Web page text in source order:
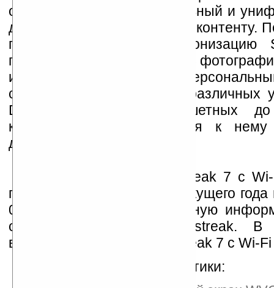
обеспечивающим эффективный и
доступ к вашему любимому контенту.
году Dell добавит синхронизацию
пользователи могли хранить
информацию и другой
синхронизировать его на различных
Dell Stage – от планшетных до
компьютеров, подключаться к
домашнюю сеть.
Новый планшет Dell Streak 7 с
продажу в России в мае текущего
000 рублей. Более подробную
сайте http://www.dell.co.uk/streak.
выпущена также версия Streak 7 с Wi-
Технические характеристики: